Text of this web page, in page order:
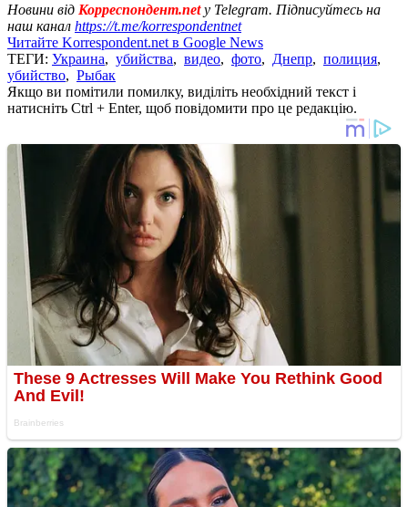
Новини від Корреспондент.netу Telegram. Підписуйтесь на
наш канал https://t.me/korrespondentnet
Читайте Korrespondent.net в Google News
ТЕГИ: Украина, убийства, видео, фото, Днепр, полиция,
убийство, Рыбак
Якщо ви помітили помилку, виділіть необхідний текст і
натисніть Ctrl + Enter, щоб повідомити про це редакцію.